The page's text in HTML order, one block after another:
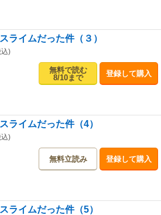
ライムだった件（３）
)
無料で読む
8/10まで
登録して購入
ライムだった件（4）
)
無料立読み 登録して購入
ライムだった件（5）